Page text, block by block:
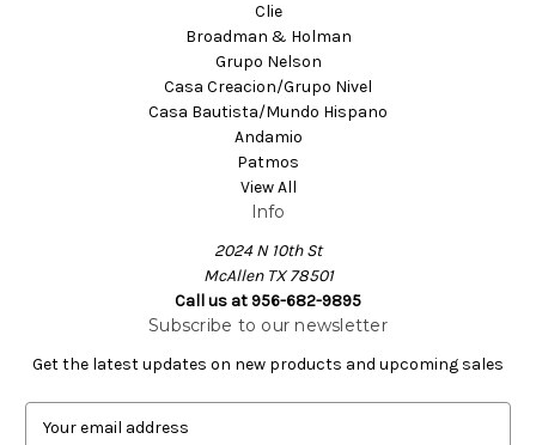
Clie
Broadman & Holman
Grupo Nelson
Casa Creacion/Grupo Nivel
Casa Bautista/Mundo Hispano
Andamio
Patmos
View All
Info
2024 N 10th St
McAllen TX 78501
Call us at 956-682-9895
Subscribe to our newsletter
Get the latest updates on new products and upcoming sales